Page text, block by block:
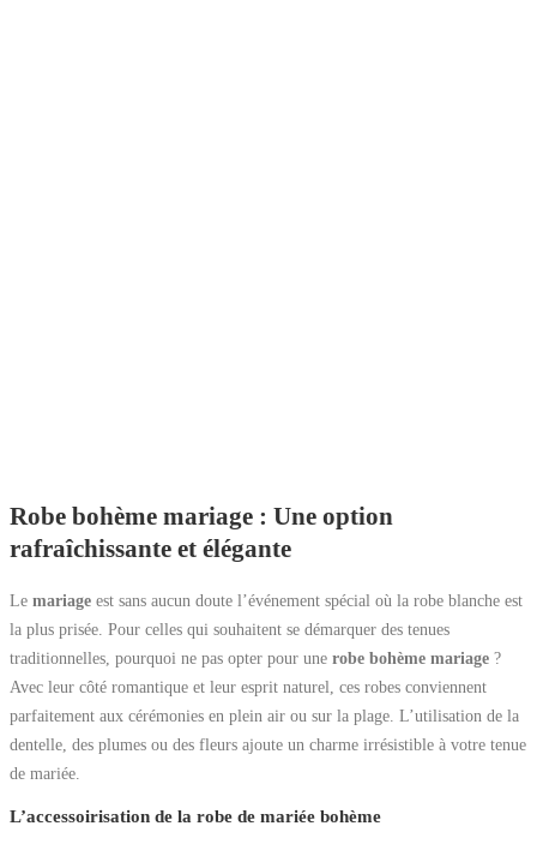
Robe bohème mariage : Une option
rafraîchissante et élégante
Le mariage est sans aucun doute l’événement spécial où la robe blanche est
la plus prisée. Pour celles qui souhaitent se démarquer des tenues
traditionnelles, pourquoi ne pas opter pour une robe bohème mariage ?
Avec leur côté romantique et leur esprit naturel, ces robes conviennent
parfaitement aux cérémonies en plein air ou sur la plage. L’utilisation de la
dentelle, des plumes ou des fleurs ajoute un charme irrésistible à votre tenue
de mariée.
L’accessoirisation de la robe de mariée bohème